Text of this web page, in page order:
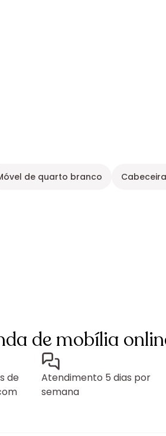
de quarto branco
de mobília
de
Atendimento 5 dias por
semana